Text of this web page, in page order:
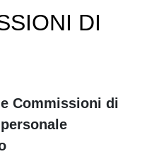
DI
Commissioni di